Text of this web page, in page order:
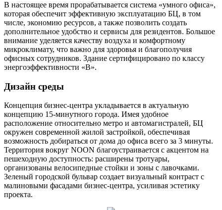
В настоящее время прорабатывается система «умного офиса»,
которая обеспечит эффективную эксплуатацию БЦ, в том
числе, экономию ресурсов, а также позволить создать
дополнительное удобство и сервисы для резидентов. Большое
внимание уделяется качеству воздуха и комфортному
микроклимату, что важно для здоровья и благополучия
офисных сотрудников. Здание сертифицировано по классу
энергоэффективности «В».
Дизайн среды
Концепция бизнес-центра укладывается в актуальную
концепцию 15-минутного города. Имея удобное
расположение относительно метро и автомагистралей, БЦ
окружен современной жилой застройкой, обеспечивая
возможность добираться от дома до офиса всего за 3 минуты.
Территория вокруг NOON благоустраивается с акцентом на
пешеходную доступность: расширены тротуары,
организованы велосипедные стойки и зоны с лавочками.
Зеленый городской бульвар создает визуальный контраст с
малиновыми фасадами бизнес-центра, усиливая эстетику
проекта.